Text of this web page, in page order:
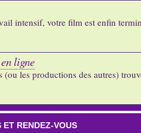
intensif, votre film est enfin
ligne
(ou les productions des autres)
ET RENDEZ-VOUS